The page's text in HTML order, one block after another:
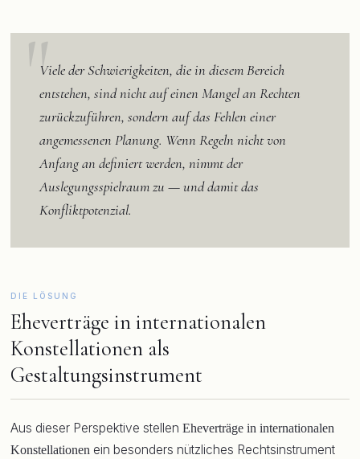
Viele der Schwierigkeiten, die in diesem Bereich
entstehen, sind nicht auf einen Mangel an Rechten
zurückzuführen, sondern auf das Fehlen einer
angemessenen Planung. Wenn Regeln nicht von
Anfang an definiert werden, nimmt der
Auslegungsspielraum zu — und damit das
Konfliktpotenzial.
DIE LÖSUNG
Eheverträge in internationalen
Konstellationen als
Gestaltungsinstrument
Aus dieser Perspektive stellen Eheverträge in internationalen
Konstellationenein besonders nützliches Rechtsinstrument